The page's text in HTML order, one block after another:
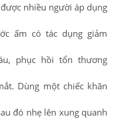
nhiều người áp dụng
ấm có tác dụng giảm
phục hồi tổn thương
Dùng một chiếc khăn
đó nhẹ lên xung quanh